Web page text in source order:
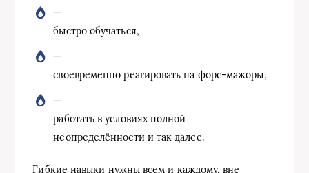
—
быстро обучаться,
—
своевременно реагировать на форс-мажоры,
—
работать в условиях полной
неопределённости и так далее.
Гибкие навыки нужны всем и каждому, вне